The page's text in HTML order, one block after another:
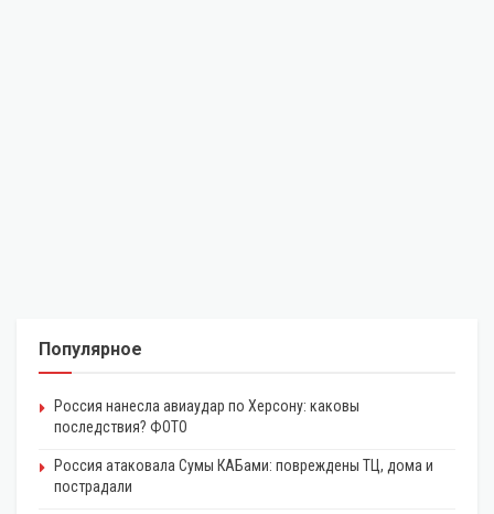
Популярное
Россия нанесла авиаудар по Херсону: каковы
последствия? ФОТО
Россия атаковала Сумы КАБами: повреждены ТЦ, дома и
пострадали